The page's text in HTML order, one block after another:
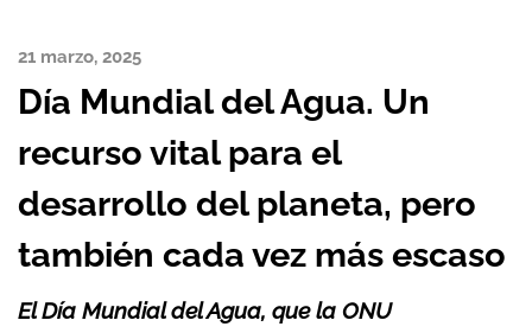
21 marzo, 2025
Día Mundial del Agua. Un
recurso vital para el
desarrollo del planeta, pero
también cada vez más escaso
El Día Mundial del Agua, que la ONU